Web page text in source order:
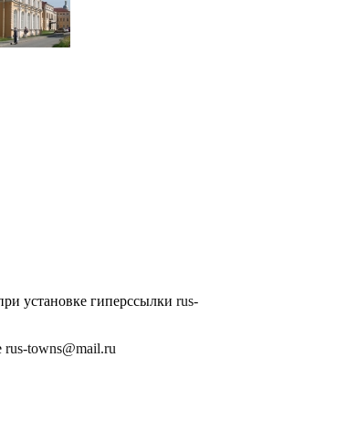
установке гиперссылки rus-
rus-towns@mail.ru